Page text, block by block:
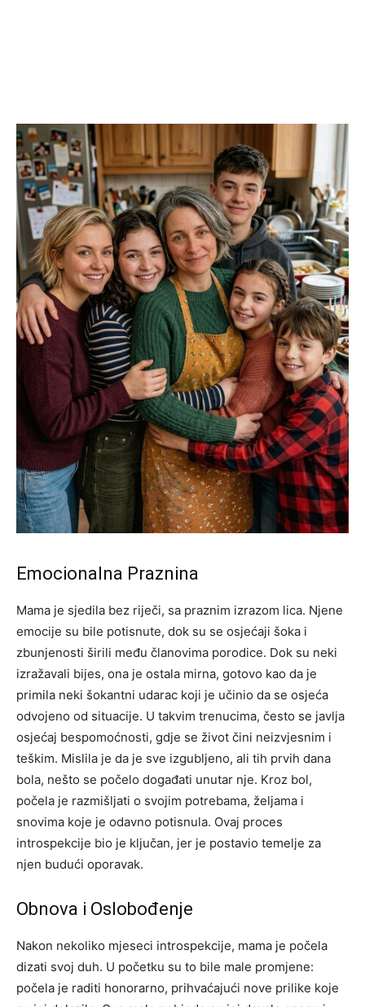
Emocionalna Praznina
Mama je sjedila bez riječi, sa praznim izrazom lica. Njene
emocije su bile potisnute, dok su se osjećaji šoka i
zbunjenosti širili među članovima porodice. Dok su neki
izražavali bijes, ona je ostala mirna, gotovo kao da je
primila neki šokantni udarac koji je učinio da se osjeća
odvojeno od situacije. U takvim trenucima, često se javlja
osjećaj bespomoćnosti, gdje se život čini neizvjesnim i
teškim. Mislila je da je sve izgubljeno, ali tih prvih dana
bola, nešto se počelo događati unutar nje. Kroz bol,
počela je razmišljati o svojim potrebama, željama i
snovima koje je odavno potisnula. Ovaj proces
introspekcije bio je ključan, jer je postavio temelje za
njen budući oporavak.
Obnova i Oslobođenje
Nakon nekoliko mjeseci introspekcije, mama je počela
dizati svoj duh. U početku su to bile male promjene:
počela je raditi honorarno, prihvaćajući nove prilike koje